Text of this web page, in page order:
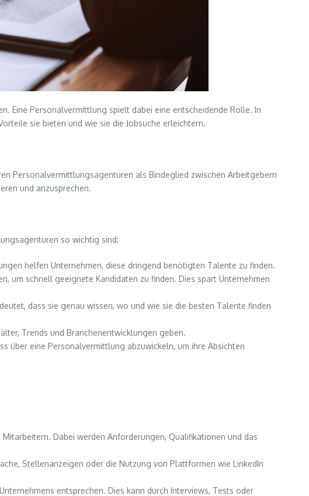
Eine Personalvermittlung spielt dabei eine entscheidende Rolle. In
sie bieten und wie sie die Jobsuche erleichtern.
Personalvermittlungsagenturen als Bindeglied zwischen Arbeitgebern
und anzusprechen.
so wichtig sind:
helfen Unternehmen, diese dringend benötigten Talente zu finden.
um schnell geeignete Kandidaten zu finden. Dies spart Unternehmen
dass sie genau wissen, wo und wie sie die besten Talente finden
Trends und Branchenentwicklungen geben.
über eine Personalvermittlung abzuwickeln, um ihre Absichten
Dabei werden Anforderungen, Qualifikationen und das
Stellenanzeigen oder die Nutzung von Plattformen wie LinkedIn
entsprechen. Dies kann durch Interviews, Tests oder